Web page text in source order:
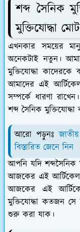
শব্দ সৈনিক
মুক্তিযোদ্ধা
এখনকার সময়ের
অনেকটাই নতুন।
মুক্তিযোদ্ধা
আমাদের এই
সম্পর্কে ধারণা
শব্দ সৈনিক
আরো পড়ুনঃ
বিস্তারিত জেনে নিন
আপনি যদি শব্দসৈনিক
আজকের এই
আজকের এই
মুক্তিযোদ্ধা কতজন
শুরু করা যাক।